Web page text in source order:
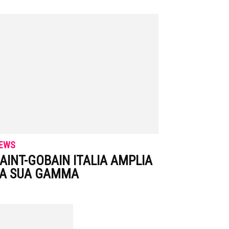
GOBAIN ITALIA AMPLIA
SUA GAMMA